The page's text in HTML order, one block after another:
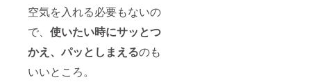
空気を入れる必要もないの
で、 使いたい時にサッとつ
かえ、パッとしまえるのも
いいところ。